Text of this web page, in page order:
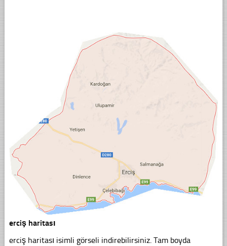
erciş haritası
erciş haritası isimli görseli indirebilirsiniz. Tam boyda